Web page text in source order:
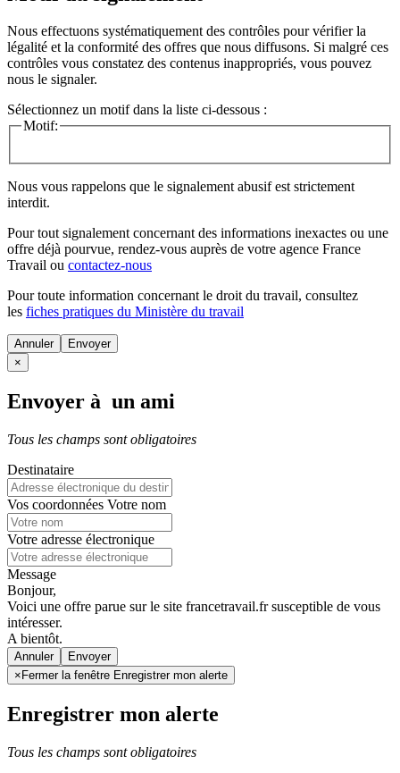
Nous effectuons systématiquement des contrôles pour vérifier la
légalité et la conformité des offres que nous diffusons. Si malgré ces
contrôles vous constatez des contenus inappropriés, vous pouvez
nous le signaler.
Sélectionnez un motif dans la liste ci-dessous :
Motif:
Nous vous rappelons que le signalement abusif est strictement
interdit.
Pour tout signalement concernant des informations inexactes ou une
offre déjà pourvue, rendez-vous auprès de votre agence France
Travail ou contactez-nous
Pour toute information concernant le droit du travail, consultez
les fiches pratiques du Ministère du travail
Annuler
×
Envoyer à un ami
Tous les champs sont obligatoires
Destinataire
Vos coordonnées Votre nom
Votre adresse électronique
Message
Bonjour,
Voici une offre parue sur le site francetravail.fr susceptible de vous
intéresser.
A bientôt.
Annuler
× Fermer la fenêtre Enregistrer mon alerte
Enregistrer mon alerte
Tous les champs sont obligatoires